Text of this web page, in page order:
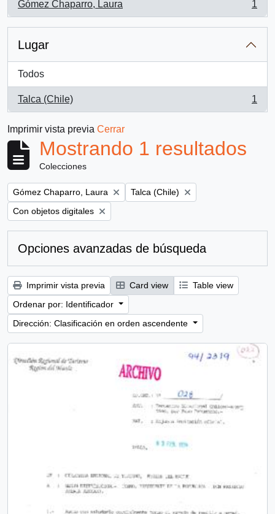
Gómez Chaparro, Laura
, 1 resultados
1
Lugar
Todos
Talca (Chile)
, 1 resultados
1
Imprimir vista previa Cerrar
Mostrando 1 resultados
Colecciones
Remove filter:
Gómez Chaparro, Laura Remove filter:
Talca (Chile)
Remove filter:
Con objetos digitales
Opciones avanzadas de búsqueda
Imprimir vista previa Card view
Table view
Ordenar por: Identificador
Dirección: Clasificación en orden ascendente